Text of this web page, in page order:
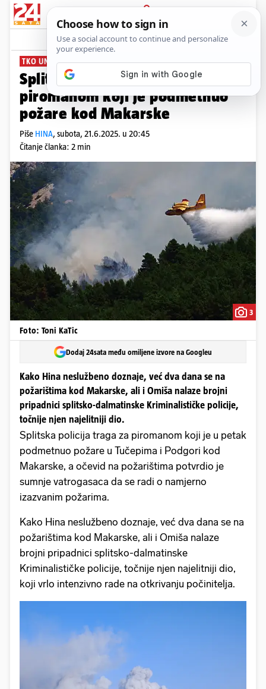
PRIJAVA
News Komentari
TKO UNIŠTAVA HRVATSKU?
Splitska policija traga za
piromanom koji je podmetnuo
požare kod Makarske
Piše HINA, subota, 21.6.2025. u 20:45
Čitanje članka: 2 min
3
Foto: Toni KaTic
Dodaj 24sata među omiljene izvore na Googleu
Kako Hina neslužbeno doznaje, već dva dana se na
požarištima kod Makarske, ali i Omiša nalaze brojni
pripadnici splitsko-dalmatinske Kriminalističke policije,
točnije njen najelitniji dio.
S​plitska policija traga za piromanom koji je u petak
podmetnuo požare u Tučepima i Podgori kod
Makarske, a očevid na požarištima potvrdio je
sumnje vatrogasaca da se radi o namjerno
izazvanim požarima.
Kako Hina neslužbeno doznaje, već dva dana se na
požarištima kod Makarske, ali i Omiša nalaze
brojni pripadnici splitsko-dalmatinske
Kriminalističke policije, točnije njen najelitniji dio,
koji vrlo intenzivno rade na otkrivanju počinitelja.